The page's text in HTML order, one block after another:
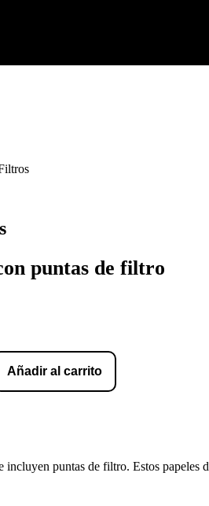
puntas de filtro
Añadir al carrito
puntas de filtro. Estos papeles